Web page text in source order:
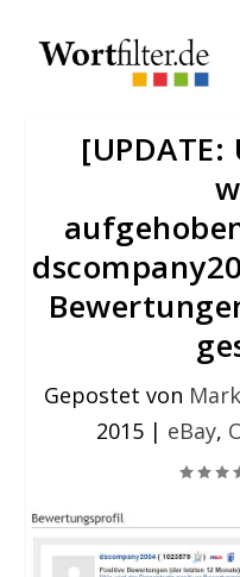
Gepostet von
2015| eBay,